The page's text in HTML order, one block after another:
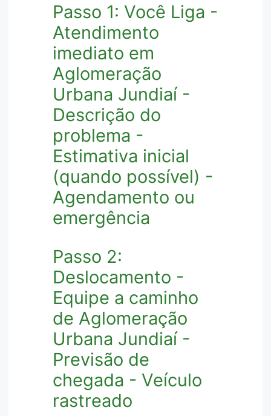
Passo 1: Você Liga -
Atendimento
imediato em
Aglomeração
Urbana Jundiaí -
Descrição do
problema -
Estimativa inicial
(quando possível) -
Agendamento ou
emergência
Passo 2:
Deslocamento -
Equipe a caminho
de Aglomeração
Urbana Jundiaí -
Previsão de
chegada - Veículo
rastreado